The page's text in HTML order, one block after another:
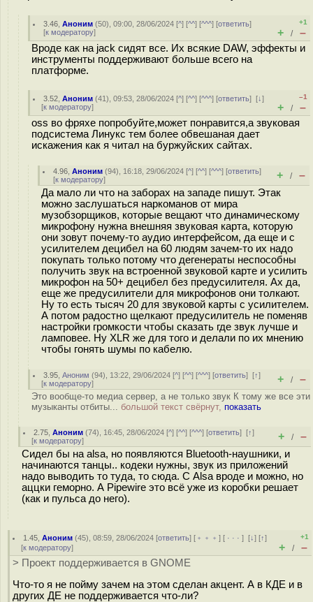
3.46 ,Аноним (50), 09:00, 28/06/2024 [^] [^^] [^^^] [ответить]
[к модератору]
+1
+ / –
Вроде как на jack сидят все. Их всякие DAW, эффекты и
инструменты поддерживают больше всего на
платформе.
3.52 ,Аноним (41), 09:53, 28/06/2024 [^] [^^] [^^^] [ответить][↓]
[к модератору]
–1
+ / –
oss во фряхе попробуйте,может понравится,а звуковая
подсистема Линукс тем более обвешаная дает
искажения как я читал на буржуйских сайтах.
4.96 ,Аноним (94), 16:18, 29/06/2024 [^] [^^] [^^^] [ответить]
[к модератору] + / –
Да мало ли что на заборах на западе пишут. Этак
можно заслушаться наркоманов от мира
музобзорщиков, которые вещают что динамическому
микрофону нужна внешняя звуковая карта, которую
они зовут почему-то аудио интерфейсом, да еще и с
усилителем децибел на 60 людям зачем-то их надо
покупать только потому что дегенераты неспособны
получить звук на встроенной звуковой карте и усилить
микрофон на 50+ децибел без предусилителя. Ах да,
еще же предусилители для микрофонов они толкают.
Ну то есть тысяч 20 для звуковой карты с усилителем.
А потом радостно щелкают предусилитель не поменяв
настройки громкости чтобы сказать где звук лучше и
ламповее. Ну XLR же для того и делали по их мнению
чтобы гонять шумы по кабелю.
3.95 ,Аноним (94), 13:22, 29/06/2024 [^] [^^] [^^^] [ответить][↑]
[к модератору] + / –
Это вообще-то медиа сервер, а не только звук К тому же все эти
музыканты отбиты... большой текст свёрнут, показать
2.75 ,Аноним (74), 16:45, 28/06/2024 [^] [^^] [^^^] [ответить][↑]
[к модератору] + / –
Сидел бы на alsa, но появляются Bluetooth-наушники, и
начинаются танцы.. кодеки нужны, звук из приложений
надо выводить то туда, то сюда. С Alsa вроде и можно, но
аццки геморно. А Pipewire это всё уже из коробки решает
(как и пульса до него).
1.45 ,Аноним (45), 08:59, 28/06/2024 [ответить] [ ﹢﹢﹢] [ · · ·][↓] [↑]
[к модератору]
+1
+ / –
> Проект поддерживается в GNOME
Что-то я не пойму зачем на этом сделан акцент. А в КДЕ и в
других ДЕ не поддерживается что-ли?